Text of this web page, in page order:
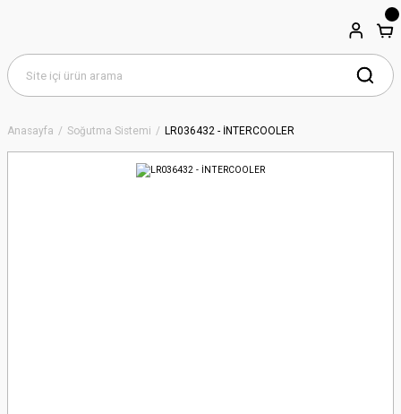
Anasayfa Soğutma Sistemi LR036432 - İNTERCOOLER